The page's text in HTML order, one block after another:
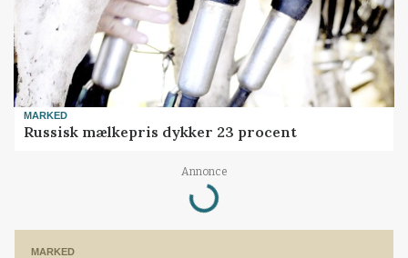
MARKED
Russisk mælkepris dykker 23 procent
Annonce
Loading...
MARKED